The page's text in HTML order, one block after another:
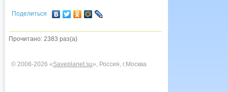
Поделиться
Прочитано: 2383 раз(а)
© 2008-2026 «Saveplanet.su», Россия, г.Москва